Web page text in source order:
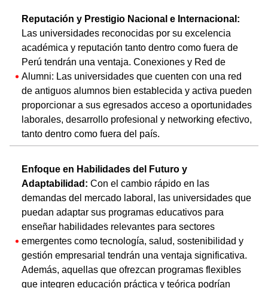
Reputación y Prestigio Nacional e Internacional:
Las universidades reconocidas por su excelencia
académica y reputación tanto dentro como fuera de
Perú tendrán una ventaja. Conexiones y Red de
Alumni: Las universidades que cuenten con una red
de antiguos alumnos bien establecida y activa pueden
proporcionar a sus egresados acceso a oportunidades
laborales, desarrollo profesional y networking efectivo,
tanto dentro como fuera del país.
Enfoque en Habilidades del Futuro y
Adaptabilidad: Con el cambio rápido en las
demandas del mercado laboral, las universidades que
puedan adaptar sus programas educativos para
enseñar habilidades relevantes para sectores
emergentes como tecnología, salud, sostenibilidad y
gestión empresarial tendrán una ventaja significativa.
Además, aquellas que ofrezcan programas flexibles
que integren educación práctica y teórica podrían